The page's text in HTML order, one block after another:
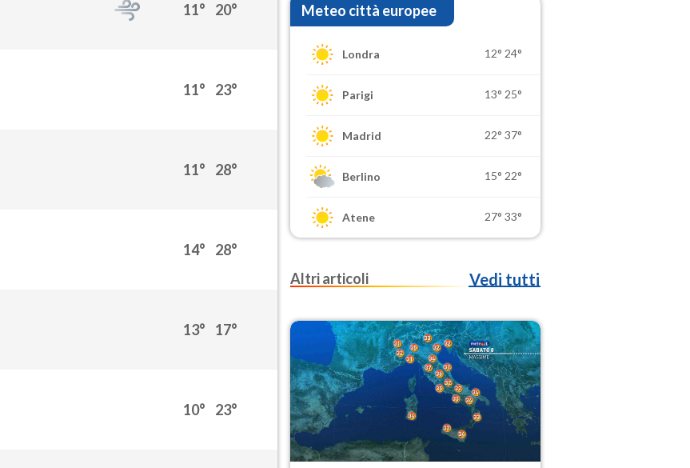
11° 20°
11° 23°
11° 28°
14° 28°
13° 17°
10° 23°
Meteo città europee
Londra 12° 24°
Parigi 13° 25°
Madrid 22° 37°
Berlino 15° 22°
Atene 27° 33°
Altri articoli Vedi tutti